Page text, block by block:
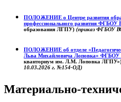
ПОЛОЖЕНИЕ о Центре развития
профессионального развития
образования ЛГПУ) (приказ ФГБОУ
ПОЛОЖЕНИЕ об отделе
Льва Михайловича Лоповка» ФГБОУ
кванториум им. Л.М. Лоповка
10.03.2026 г. №154-ОД)
Материально-